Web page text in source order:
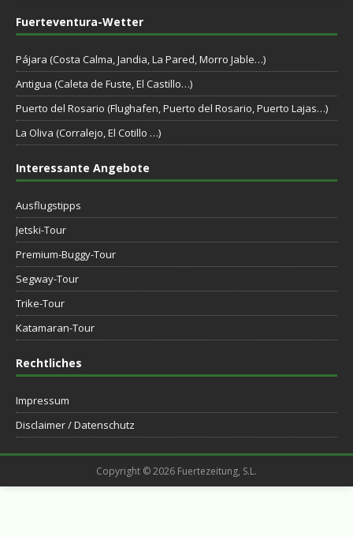
Fuerteventura-Wetter
Pájara (Costa Calma, Jandia, La Pared, Morro Jable…)
Antigua (Caleta de Fuste, El Castillo…)
Puerto del Rosario (Flughafen, Puerto del Rosario, Puerto Lajas…)
La Oliva (Corralejo, El Cotillo …)
Interessante Angebote
Ausflugstipps
Jetski-Tour
Premium-Buggy-Tour
Segway-Tour
Trike-Tour
Katamaran-Tour
Rechtliches
Impressum
Disclaimer / Datenschutz
Copyright © 2026 Fuertezeitung, S.L.